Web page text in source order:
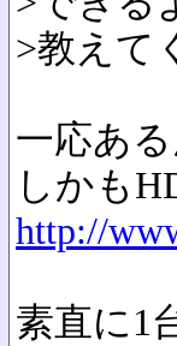
>教えて
一応あ
しかも
http://
素直に1